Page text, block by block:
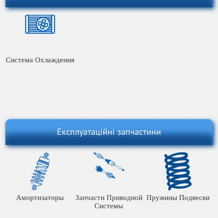
Система Охлаждения
Експлуатаційні запчастини
Амортизаторы
Запчасти Приводной
Системы
Пружины Подвески